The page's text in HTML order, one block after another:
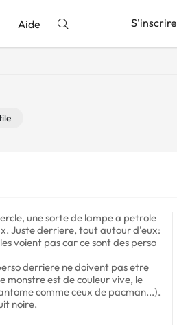
Aide S'inscrire
une sorte de lampe a petrole
Juste derriere, tout autour d'eux:
voient pas car ce sont des perso
derriere ne doivent pas etre
monstre est de couleur vive, le
comme ceux de pacman...).
noire.